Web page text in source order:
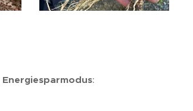
Energiesparmodus: